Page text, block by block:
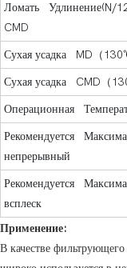
Ломать Удлинение(N/
CMD
Сухая усадка MD（
Сухая усадка CMD（
Операционная
Рекомендуется
непрерывный
Рекомендуется
всплеск
Применение:
В качестве